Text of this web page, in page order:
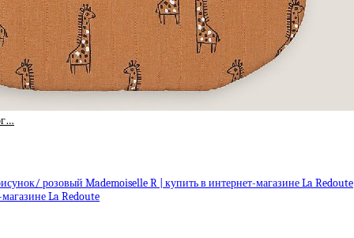
розовый Mademoiselle R | купить в интернет-магазине La Redoute
La Redoute